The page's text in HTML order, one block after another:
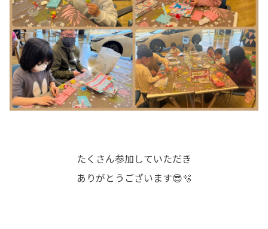
たくさん参加していただき
ありがとうございます😎🫧